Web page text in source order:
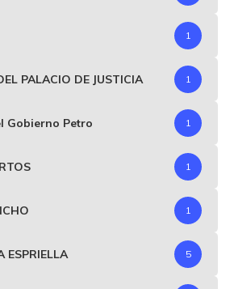
1
PALACIO DE JUSTICIA 1
Gobierno Petro 1
1
1
ESPRIELLA 5